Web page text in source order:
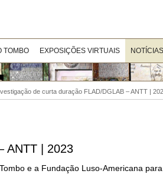
TOMBO EXPOSIÇÕES VIRTUAIS NOTÍCIAS
de curta duração FLAD/DGLAB – ANTT |
ANTT | 2023
e a Fundação Luso-Americana